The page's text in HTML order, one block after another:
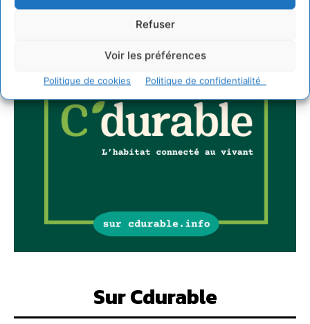
Refuser
Voir les préférences
Politique de cookies Politique de confidentialité
Sur Cdurable